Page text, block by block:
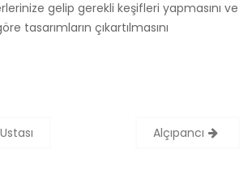
gelip gerekli keşifleri yapmasını ve
tasarımların çıkartılmasını
Alçıpancı